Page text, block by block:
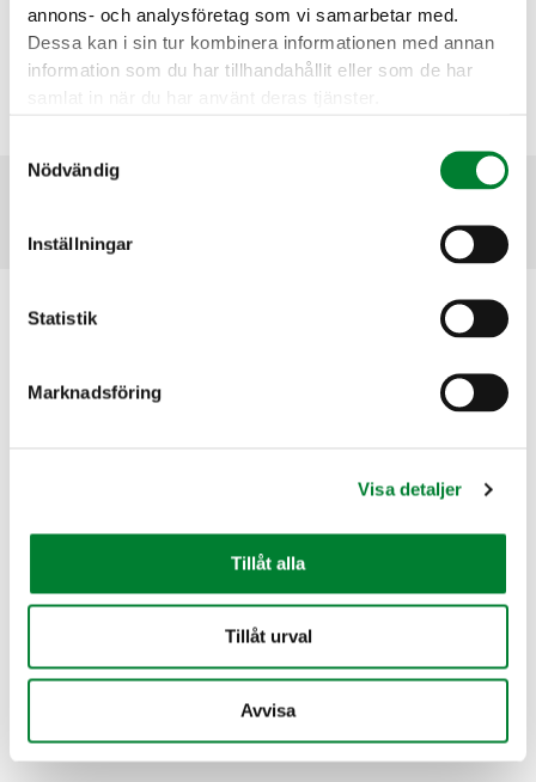
annons- och analysföretag som vi samarbetar med.
Dessa kan i sin tur kombinera informationen med annan
information som du har tillhandahållit eller som de har
samlat in när du har använt deras tjänster.
Nödvändig
Inställningar
Statistik
Marknadsföring
Visa detaljer
Tillåt alla
Tillåt urval
Avvisa
Ta kontakta med oss för mer information.
Kontaktformulär
Besöksadress
194 91 Upplands Väsby
C/o Saldo Redovisning AB
Folkungagatan 108
116 30 Stockholm
Kontakt
08-514 436 85